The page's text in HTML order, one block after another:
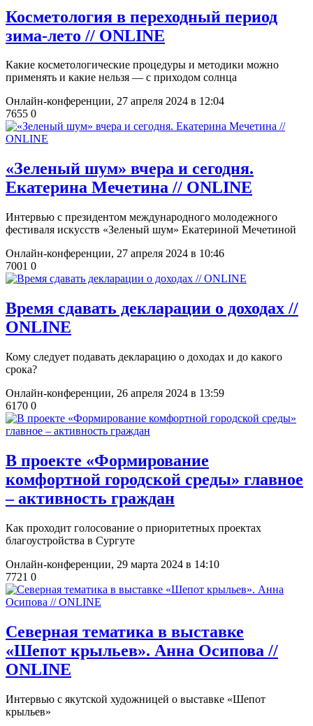
​Косметология в переходный период
зима-лето // ONLINE
Какие косметологические процедуры и методики можно
применять и какие нельзя — с приходом солнца
Онлайн-конференции, 27 апреля 2024 в 12:04
7655 0
​«Зеленый шум» вчера и сегодня.
Екатерина Мечетина // ONLINE
Интервью с президентом международного молодежного
фестиваля искусств «Зеленый шум» Екатериной Мечетиной
Онлайн-конференции, 27 апреля 2024 в 10:46
7001 0
​Время сдавать декларации о доходах //
ONLINE
Кому следует подавать декларацию о доходах и до какого
срока?
Онлайн-конференции, 26 апреля 2024 в 13:59
6170 0
​В проекте «Формирование
комфортной городской среды» главное
– активность граждан
Как проходит голосование о приоритетных проектах
благоустройства в Сургуте
Онлайн-конференции, 29 марта 2024 в 14:10
7721 0
​Северная тематика в выставке
«Шепот крыльев». Анна Осипова //
ONLINE
Интервью с якутской художницей о выставке «Шепот
крыльев»